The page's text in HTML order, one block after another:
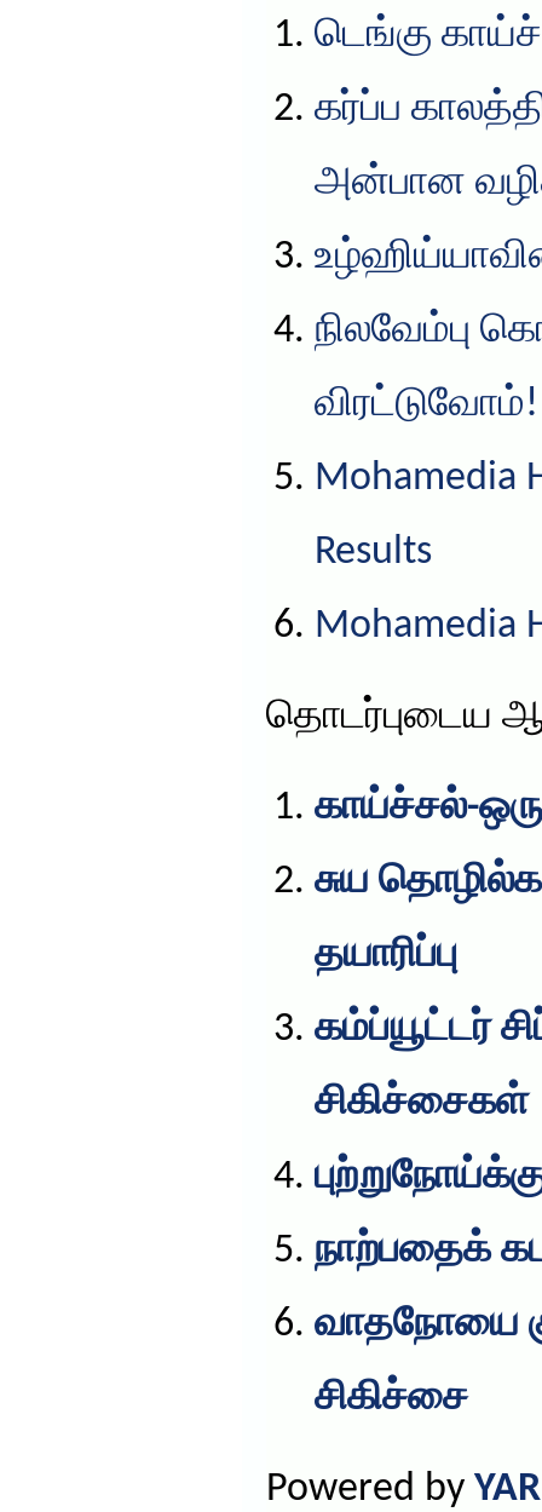
டெங்கு
கர்ப்ப
அன்பான
நிலவேம்பு
விரட்டுவோம்!
Mohamedia
Results
Mohamedia
தொடர்புடைய
காய்ச்சல்-
சுய
தயாரிப்பு
கம்ப்யூட்டர்
சிகிச்சைகள்
நாற்பதைக்
வாதநோயை
சிகிச்சை
Powered by